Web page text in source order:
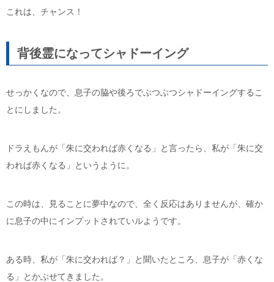
これは、チャンス！
背後霊になってシャドーイング
せっかくなので、息子の脇や後ろでぶつぶつシャドーイングするこ
とにしました。
ドラえもんが「朱に交われば赤くなる」と言ったら、私が「朱に交
われば赤くなる」というように。
この時は、見ることに夢中なので、全く反応はありませんが、確か
に息子の中にインプットされていルようです。
ある時、私が「朱に交われば？」と聞いたところ、息子が「赤くな
る」とかぶせてきました。